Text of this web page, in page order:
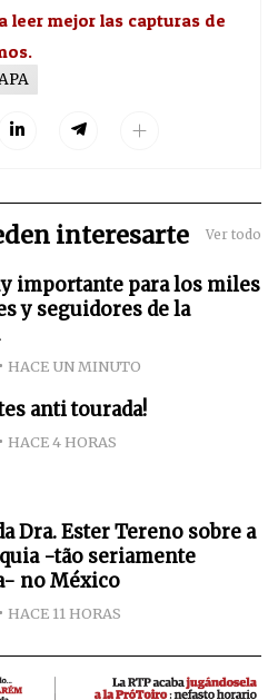
leer mejor las capturas de
interesarte Ver todo
importante para los miles
y seguidores de la
HACE UN MINUTO
anti tourada!
HACE 4 HORAS
Dra. Ester Tereno sobre a
-tão seriamente
no México
HACE 11 HORAS